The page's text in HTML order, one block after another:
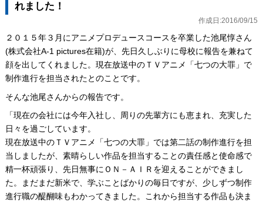
れました！
作成日:2016/09/15
２０１５年３月にアニメプロデュースコースを卒業した池尾惇さん
(株式会社A-1 pictures在籍)が、先日久しぶりに母校に報告を兼ねて
顔を出してくれました。現在放送中のＴＶアニメ「七つの大罪」で
制作進行を担当されたとのことです。
そんな池尾さんからの報告です。
「現在の会社には今年入社し、周りの先輩方にも恵まれ、充実した
日々を過ごしています。
現在放送中のＴＶアニメ「七つの大罪」では第二話の制作進行を担
当しましたが、素晴らしい作品を担当することの責任感と使命感で
精一杯頑張り、先日無事にＯＮ－ＡＩＲを迎えることができまし
た。まだまだ新米で、学ぶことばかりの毎日ですが、少しずつ制作
進行職の醍醐味もわかってきました。これから担当する作品も決ま